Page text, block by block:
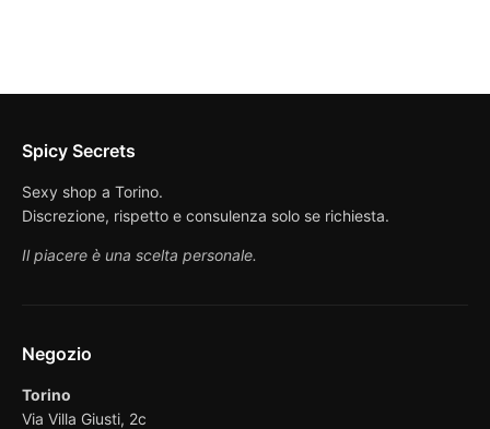
Spicy Secrets
Sexy shop a Torino.
Discrezione, rispetto e consulenza solo se richiesta.
Il piacere è una scelta personale.
Negozio
Torino
Via Villa Giusti, 2c